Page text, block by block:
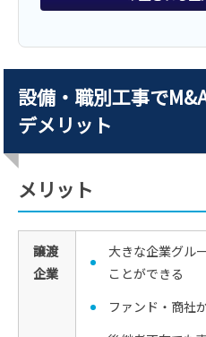
設備・職別工事で
デメリット
メリット
譲渡
企業
大きな企業グル
ことができる
ファンド・商社